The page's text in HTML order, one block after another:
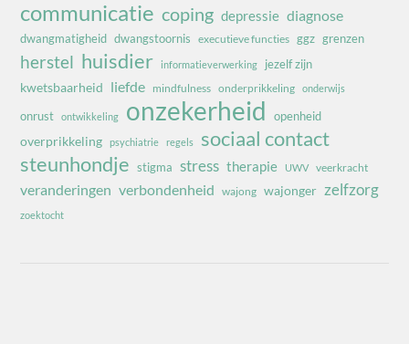
communicatie coping depressie diagnose
dwangmatigheid dwangstoornis executieve functies ggz grenzen
herstel huisdier informatieverwerking jezelf zijn
kwetsbaarheid liefde mindfulness onderprikkeling onderwijs
onrust ontwikkeling onzekerheid openheid
overprikkeling psychiatrie regels
sociaal contact
steunhondje stigma stress therapie UWV veerkracht
veranderingen verbondenheid wajong wajonger zelfzorg
zoektocht